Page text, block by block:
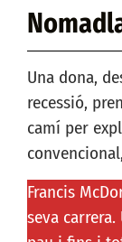
Una dona,
recessió,
camí per
Francis
seva